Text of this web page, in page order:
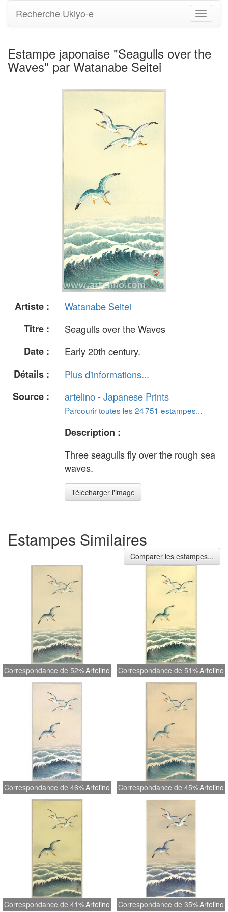
Basculer
la
Recherche Ukiyo-e
Estampe japonaise "Seagulls over the
Waves" par Watanabe Seitei
Artiste :
Watanabe Seitei
Titre :
Seagulls over the Waves
Date :
Early 20th century.
Détails :
Plus d'informations...
Source :
artelino - Japanese Prints
Parcourir toutes les 24 751 estampes...
Description :
Three seagulls fly over the rough sea
waves.
Télécharger l'image
Estampes Similaires
Comparer les estampes...
Correspondance de 52%Artelino Correspondance de 51%Artelino
Correspondance de 46%Artelino Correspondance de 45%Artelino
Correspondance de 41%Artelino Correspondance de 35%Artelino